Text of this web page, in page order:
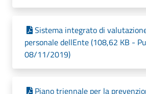
Sistema integrato di
personale dellEnte (108,62 KB -
08/11/2019)
Piano triennale per la